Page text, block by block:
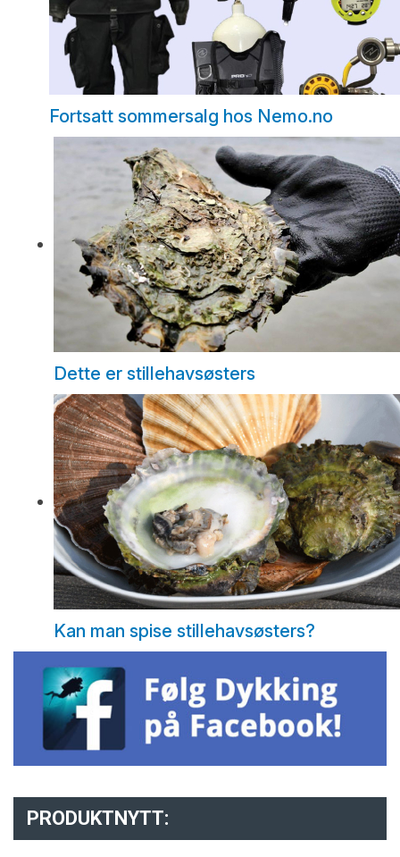
Fortsatt sommersalg hos Nemo.no
Dette er stillehavsøsters
Kan man spise stillehavsøsters?
PRODUKTNYTT: